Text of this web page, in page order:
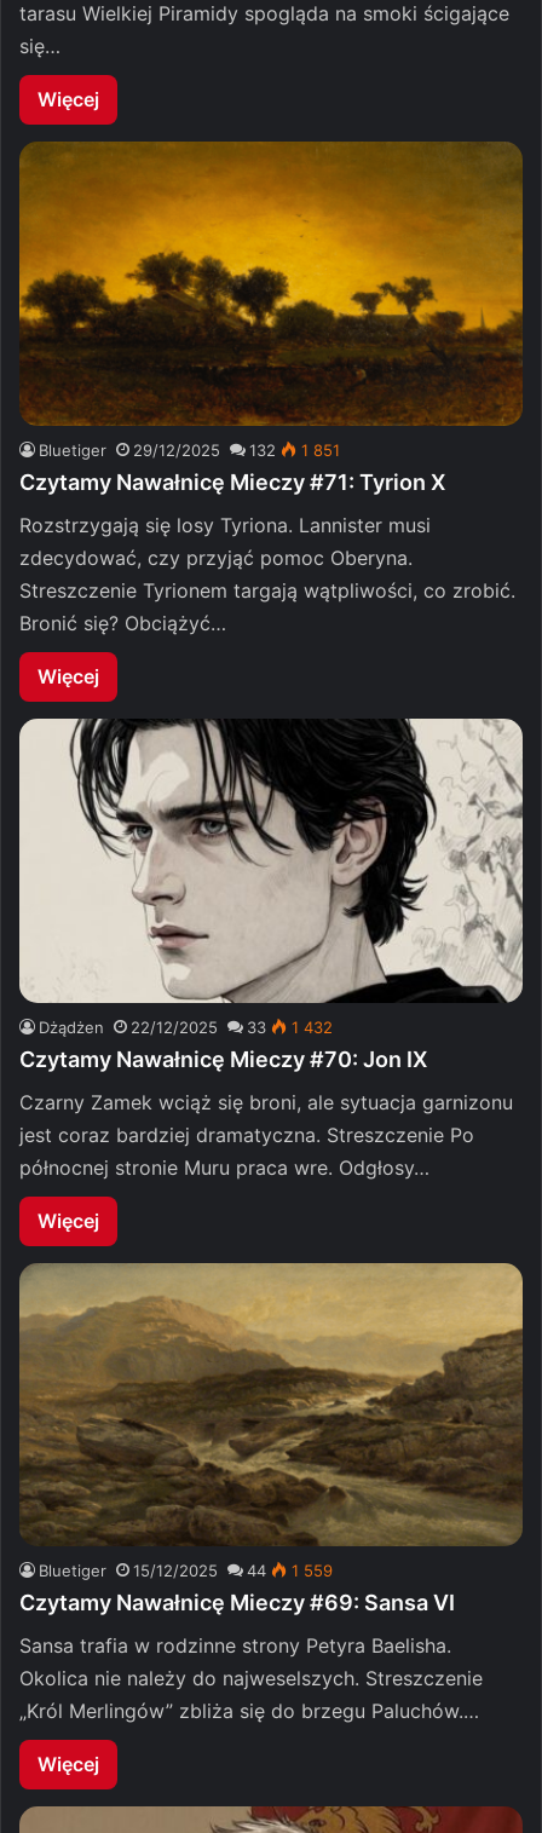
tarasu Wielkiej Piramidy spogląda na smoki ścigające
się…
Więcej
Bluetiger 29/12/2025 132 1 851
Czytamy Nawałnicę Mieczy #71: Tyrion X
Rozstrzygają się losy Tyriona. Lannister musi
zdecydować, czy przyjąć pomoc Oberyna.
Streszczenie Tyrionem targają wątpliwości, co zrobić.
Bronić się? Obciążyć…
Więcej
Dżądżen 22/12/2025 33 1 432
Czytamy Nawałnicę Mieczy #70: Jon IX
Czarny Zamek wciąż się broni, ale sytuacja garnizonu
jest coraz bardziej dramatyczna. Streszczenie Po
północnej stronie Muru praca wre. Odgłosy…
Więcej
Bluetiger 15/12/2025 44 1 559
Czytamy Nawałnicę Mieczy #69: Sansa VI
Sansa trafia w rodzinne strony Petyra Baelisha.
Okolica nie należy do najweselszych. Streszczenie
„Król Merlingów” zbliża się do brzegu Paluchów.…
Więcej